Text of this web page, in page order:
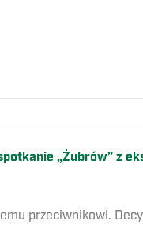
„Żubrów” z
przeciwnikowi.